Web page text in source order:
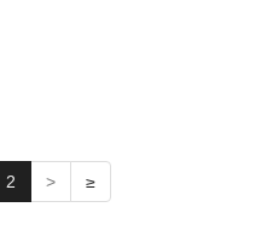
2 > ≥